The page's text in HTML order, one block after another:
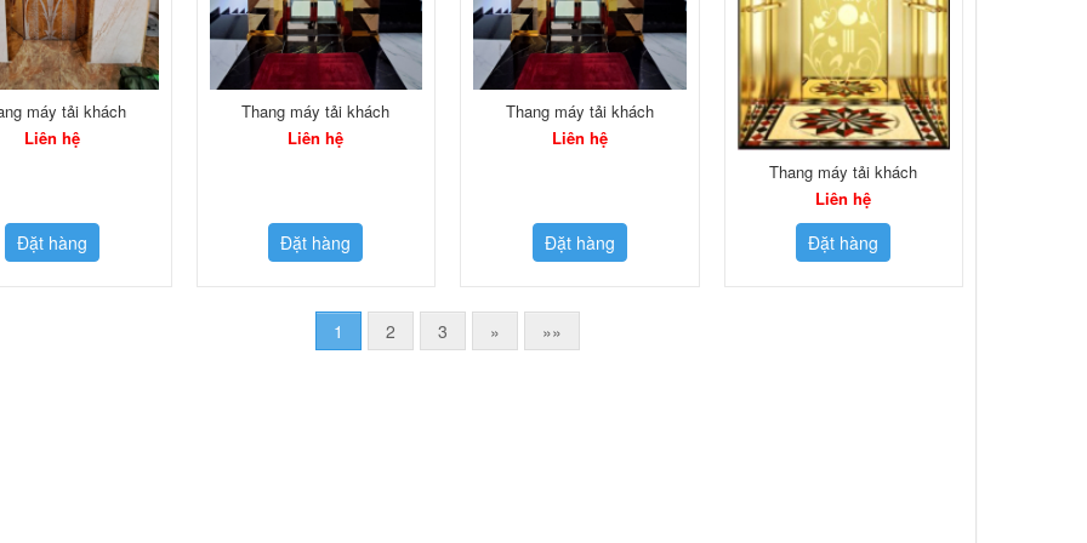
máy tải khách
Liên hệ
Đặt hàng
Thang máy tải khách
Liên hệ
Đặt hàng
Thang máy tải khách
Liên hệ
Đặt hàng
Thang máy tải khách
Liên hệ
Đặt hàng
1 2 3 » »»